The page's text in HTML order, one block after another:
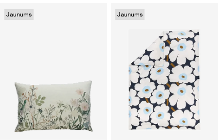
Jaunums Jaunums